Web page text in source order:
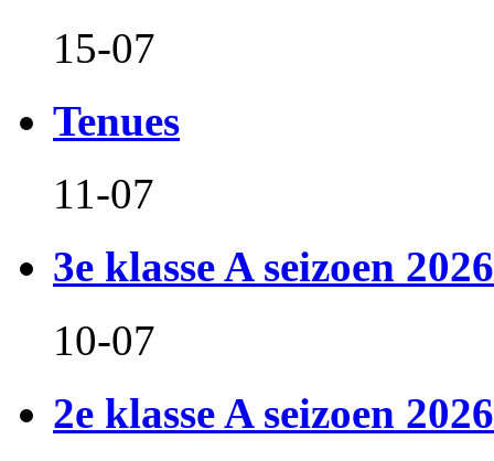
15-07
Tenues
11-07
3e klasse A seizoen
10-07
2e klasse A seizoen